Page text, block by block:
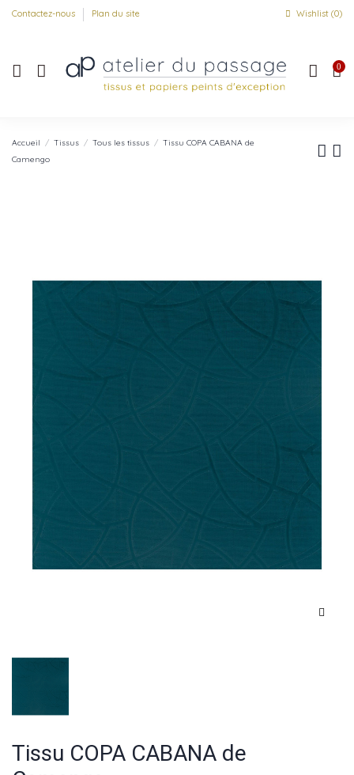
Contactez-nous Plan du site Wishlist (0)
0
Accueil Tissus Tous les tissus
Tissu COPA CABANA de
Camengo
Tissu COPA CABANA de